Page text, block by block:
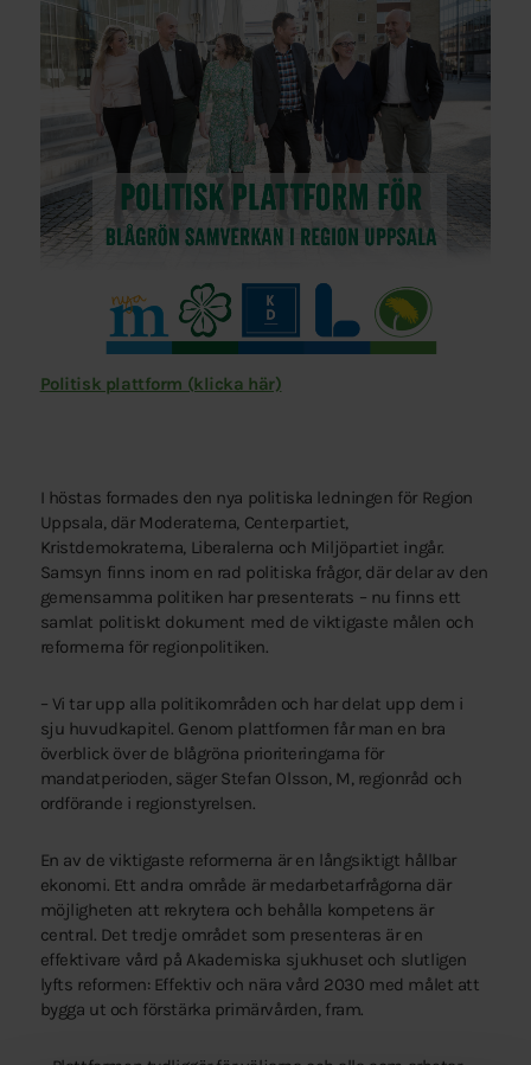
Politisk plattform (klicka här)
I höstas formades den nya politiska ledningen för Region
Uppsala, där Moderaterna, Centerpartiet,
Kristdemokraterna, Liberalerna och Miljöpartiet ingår.
Samsyn finns inom en rad politiska frågor, där delar av den
gemensamma politiken har presenterats – nu finns ett
samlat politiskt dokument med de viktigaste målen och
reformerna för regionpolitiken.
– Vi tar upp alla politikområden och har delat upp dem i
sju huvudkapitel. Genom plattformen får man en bra
överblick över de blågröna prioriteringarna för
mandatperioden, säger Stefan Olsson, M, regionråd och
ordförande i regionstyrelsen.
En av de viktigaste reformerna är en långsiktigt hållbar
ekonomi. Ett andra område är medarbetarfrågorna där
möjligheten att rekrytera och behålla kompetens är
central. Det tredje området som presenteras är en
effektivare vård på Akademiska sjukhuset och slutligen
lyfts reformen: Effektiv och nära vård 2030 med målet att
bygga ut och förstärka primärvården, fram.